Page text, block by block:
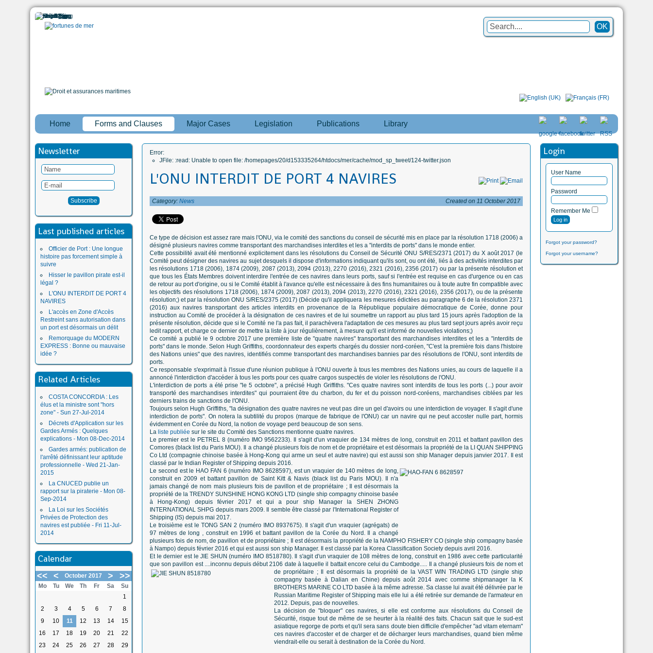
Home Forms and Clauses Major Cases Legislation Publications Library
Newsletter
Last published articles
Officier de Port : Une longue
histoire pas forcement simple à
suivre
Hisser le pavillon pirate est-il
légal ?
L'ONU INTERDIT DE PORT 4
NAVIRES
L'accès en Zone d'Accès
Restreint sans autorisation dans
un port est désormais un délit
Remorquage du MODERN
EXPRESS : Bonne ou mauvaise
idée ?
Related Articles
COSTA CONCORDIA : Les
élus et la ministre sont "hors
zone" - Sun 27-Jul-2014
Décrets d'Application sur les
Gardes Armés : Quelques
explications - Mon 08-Dec-2014
Gardes armés: publication de
l'arrêté définissant leur aptitude
professionnelle - Wed 21-Jan-
2015
La CNUCED publie un
rapport sur la piraterie - Mon 08-
Sep-2014
La Loi sur les Sociétés
Privées de Protection des
navires est publiée - Fri 11-Jul-
2014
Calendar
<< < October 2017 > >>
Mo Tu We Th Fr Sa
Su
1
2
3 4 5 6 7
8
9
10 11 12 13 14
15
16
17 18 19 20 21
22
23
24 25 26 27 28 29
Login
User Name
Password
Remember Me
Forgot your password?
Forgot your username?
Error:
JFile: :read: Unable to open file: /homepages/20/d153335264/htdocs/mer/cache/mod_sp_tweet/124-twitter.json
L'ONU INTERDIT DE PORT 4 NAVIRES
Category: News Created on 11 October 2017
Ce type de décision est assez rare mais l'ONU, via le comité des sanctions du conseil de sécurité mis en place par la résolution 1718 (2006) a
désigné plusieurs navires comme transportant des marchandises interdites et les a "interdits de ports" dans le monde entier.
Cette possibilité avait été mentionné explicitement dans les résolutions du Conseil de Sécurité ONU S/RES/2371 (2017) du X août 2017 (le
Comité peut désigner des navires au sujet desquels il dispose d'informations indiquant qu'ils sont, ou ont été, liés à des activités interdites par
les résolutions 1718 (2006), 1874 (2009), 2087 (2013), 2094 (2013), 2270 (2016), 2321 (2016), 2356 (2017) ou par la présente résolution et
que tous les États Membres doivent interdire l'entrée de ces navires dans leurs ports, sauf si l'entrée est requise en cas d'urgence ou en cas
de retour au port d'origine, ou si le Comité établit à l'avance qu'elle est nécessaire à des fins humanitaires ou à toute autre fin compatible avec
les objectifs des résolutions 1718 (2006), 1874 (2009), 2087 (2013), 2094 (2013), 2270 (2016), 2321 (2016), 2356 (2017), ou de la présente
résolution;) et par la résolution ONU S/RES/2375 (2017) (Décide qu'il appliquera les mesures édictées au paragraphe 6 de la résolution 2371
(2016) aux navires transportant des articles interdits en provenance de la République populaire démocratique de Corée, donne pour
instruction au Comité de procéder à la désignation de ces navires et de lui soumettre un rapport au plus tard 15 jours après l'adoption de la
présente résolution, décide que si le Comité ne l'a pas fait, il parachèvera l'adaptation de ces mesures au plus tard sept jours après avoir reçu
ledit rapport, et charge ce dernier de mettre la liste à jour régulièrement, à mesure qu'il est informé de nouvelles violations;)
Ce comité a publié le 9 octobre 2017 une première liste de "quatre navires" transportant des marchandises interdites et les a "interdits de
ports" dans le monde. Selon Hugh Griffiths, coordonnateur des experts chargés du dossier nord-coréen, "C'est la première fois dans l'histoire
des Nations unies" que des navires, identifiés comme transportant des marchandises bannies par des résolutions de l'ONU, sont interdits de
ports.
Ce responsable s'exprimait à l'issue d'une réunion publique à l'ONU ouverte à tous les membres des Nations unies, au cours de laquelle il a
annoncé l'interdiction d'accéder à tous les ports pour ces quatre cargos suspectés de violer les résolutions de l'ONU.
L'interdiction de ports a été prise "le 5 octobre", a précisé Hugh Griffiths. "Ces quatre navires sont interdits de tous les ports (...) pour avoir
transporté des marchandises interdites" qui pourraient être du charbon, du fer et du poisson nord-coréens, marchandises ciblées par les
derniers trains de sanctions de l'ONU.
Toujours selon Hugh Griffiths, "la désignation des quatre navires ne veut pas dire un gel d'avoirs ou une interdiction de voyager. Il s'agit d'une
interdiction de ports". On notera la subtilité du propos (marque de fabrique de l'ONU) car un navire qui ne peut accoster nulle part, hormis
évidemment en Corée du Nord, la notion de voyage perd beaucoup de son sens.
La liste publiée sur le site du Comité des Sanctions mentionne quatre navires.
Le premier est le PETREL 8 (numéro IMO 9562233). Il s'agit d'un vraquier de 134 mètres de long, construit en 2011 et battant pavillon des
Comores (black list du Paris MOU). Il a changé plusieurs fois de nom et de propriétaire et est désormais la propriété de la LI QUAN SHIPPING
Co Ltd (compagnie chinoise basée à Hong-Kong qui arme un seul et autre navire) qui est aussi son ship Manager depuis janvier 2017. Il est
classé par le Indian Register of Shipping depuis 2016.
Le second est le HAO FAN 6 (numéro IMO 8628597), est un vraquier de 140 mètres de long,
construit en 2009 et battant pavillon de Saint Kitt & Navis (black list du Paris MOU). Il n'a
jamais changé de nom mais plusieurs fois de pavillon et de propriétaire ; Il est désormais la
propriété de la TRENDY SUNSHINE HONG KONG LTD (single ship compagny chinoise basée
à Hong-Kong) depuis février 2017 et qui a pour ship Manager la SHEN ZHONG
INTERNATIONAL SHPG depuis mars 2009. Il semble être classé par l'International Register of
Shipping (IS) depuis mai 2017.
Le troisième est le TONG SAN 2 (numéro IMO 8937675). Il s'agit d'un vraquier (agrégats) de
97 mètres de long , construit en 1996 et battant pavillon de la Corée du Nord. Il a changé
plusieurs fois de nom, de pavillon et de propriétaire ; Il est désormais la propriété de la NAMPHO FISHERY CO (single ship compagny basée
à Nampo) depuis février 2016 et qui est aussi son ship Manager. Il est classé par la Korea Classification Society depuis avril 2016.
Et le dernier est le JIE SHUN (numéro IMO 8518780). Il s'agit d'un vraquier de 108 mètres de long, construit en 1986 avec cette particularité
que son pavillon est ....inconnu depuis début 2106 date à laquelle il battait encore celui du Cambodge..... Il a changé plusieurs fois de nom et
de propriétaire ; Il est désormais la propriété de la VAST WIN TRADING LTD (single ship
compagny basée à Dalian en Chine) depuis août 2014 avec comme shipmanager la K
BROTHERS MARINE CO LTD basée à la même adresse. Sa classe lui avait été délivrée par le
Russian Maritime Register of Shipping mais elle lui a été retirée sur demande de l'armateur en
2012. Depuis, pas de nouvelles.
La décision de "bloquer" ces navires, si elle est conforme aux résolutions du Conseil de
Sécurité, risque tout de même de se heurter à la réalité des faits. Chacun sait que le sud-est
asiatique regorge de ports et qu'il sera sans doute bien difficile d'empêcher "ad vitam eternam"
ces navires d'accoster et de charger et de décharger leurs marchandises, quand bien même
viendrait-elle ou serait à destination de la Corée du Nord.